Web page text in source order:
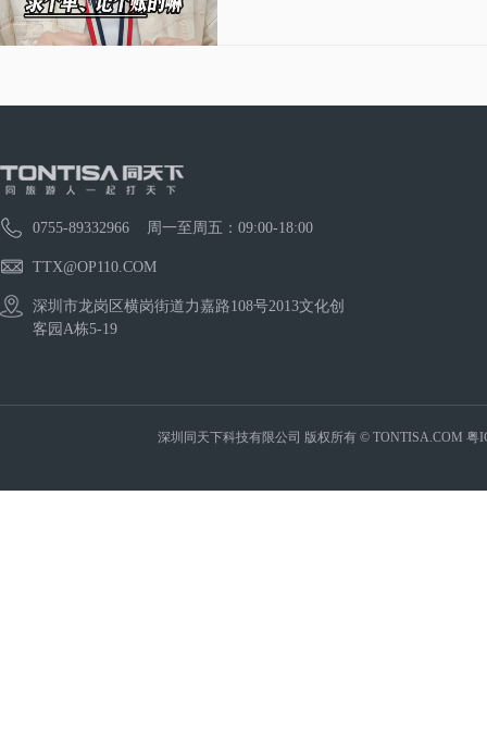
0755-89332966 周一至周五：09:00-18:00
TTX@OP110.COM
深圳市龙岗区横岗街道力嘉路108号2013文化创
客园A栋5-19
深圳同天下科技有限公司 版权所有 © TONTISA.COM 粤